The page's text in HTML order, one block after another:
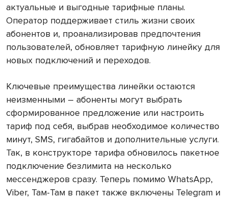
актуальные и выгодные тарифные планы.
Оператор поддерживает стиль жизни своих
абонентов и, проанализировав предпочтения
пользователей, обновляет тарифную линейку для
новых подключений и переходов.
Ключевые преимущества линейки остаются
неизменными – абоненты могут выбрать
сформированное предложение или настроить
тариф под себя, выбрав необходимое количество
минут, SMS, гигабайтов и дополнительные услуги.
Так, в конструкторе тарифа обновилось пакетное
подключение безлимита на несколько
мессенджеров сразу. Теперь помимо WhatsApp,
Viber, Там-Там в пакет также включены Telegram и